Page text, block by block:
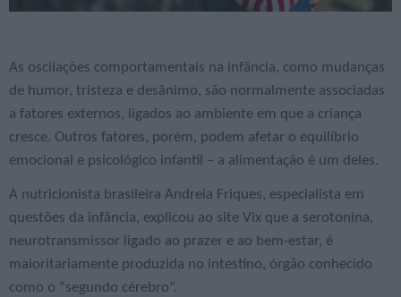
As oscilações comportamentais na infância, como mudanças
de humor, tristeza e desânimo, são normalmente associadas
a fatores externos, ligados ao ambiente em que a criança
cresce. Outros fatores, porém, podem afetar o equilíbrio
emocional e psicológico infantil – a alimentação é um deles.
A nutricionista brasileira Andreia Friques, especialista em
questões da infância, explicou ao site Vix que a serotonina,
neurotransmissor ligado ao prazer e ao bem-estar, é
maioritariamente produzida no intestino, órgão conhecido
como o “segundo cérebro”.